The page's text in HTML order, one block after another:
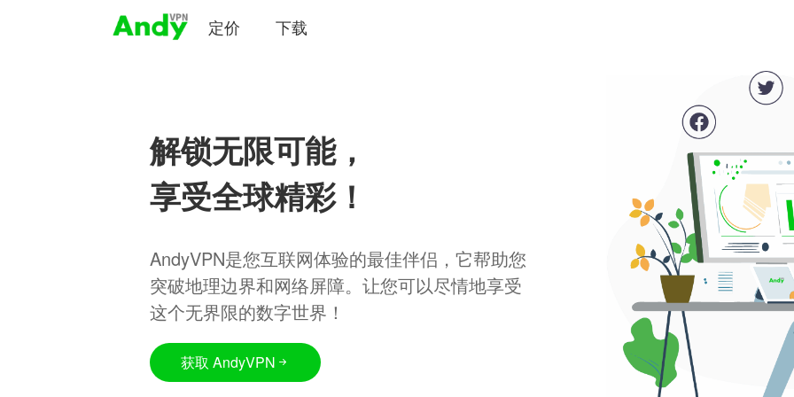
定价 下载
解锁无限可能，
享受全球精彩！
AndyVPN是您互联网体验的最佳伴侣，它帮助您
突破地理边界和网络屏障。让您可以尽情地享受
这个无界限的数字世界！
获取 AndyVPN